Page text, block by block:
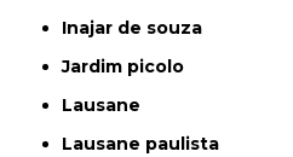
inajar de souza
jardim picolo
lausane
lausane paulista